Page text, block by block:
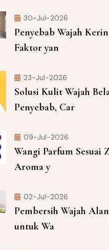
30-Jul-2026
Penyebab Wajah
Faktor yan
23-Jul-2026
Solusi Kulit Wajah
Penyebab, Car
09-Jul-2026
Wangi Parfum Sesuai
Aroma y
02-Jul-2026
Pembersih Wajah
untuk Wa